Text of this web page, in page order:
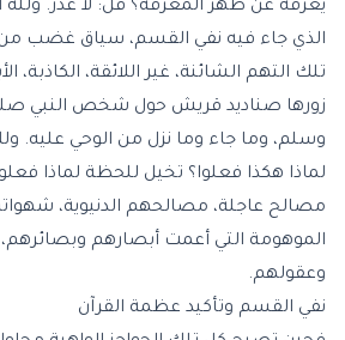
يعرفه عن ظهر المعرفة؟ قل: لا عذر. ولله
الذي جاء فيه نفي القسم، سياق غضب من
تلك التهم الشائنة، غير اللائقة، الكاذبة،
زورها صناديد قريش حول شخص النبي صلى
وسلم، وما جاء وما نزل من الوحي عليه.
لماذا هكذا فعلوا؟ تخيل للحظة لماذا
مصالح عاجلة، مصالحهم الدنيوية،
الموهومة التي أعمت أبصارهم
وعقولهم.
نفي القسم وتأكيد عظمة القرآن